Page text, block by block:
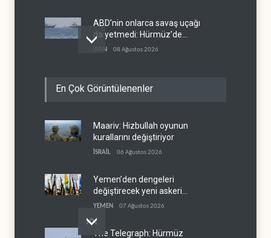
ABD’nin onlarca savaş uçağı
da yetmedi: Hürmüz’de
gemi vuruldu
İRAN 08 Ağustos 2026
'Arap projesi' uyarısı
Mossad’ın İran'a karşı Kürt
planı neden çöktü?
08 Ağustos 2026
En Çok Görüntülenenler
Maariv: Hizbullah oyunun
kurallarını değiştiriyor
İSRAİL 06 Ağustos 2026
Yemen’den dengeleri
değiştirecek yeni askeri
denklem
YEMEN 07 Ağustos 2026
The Telegraph: Hürmüz